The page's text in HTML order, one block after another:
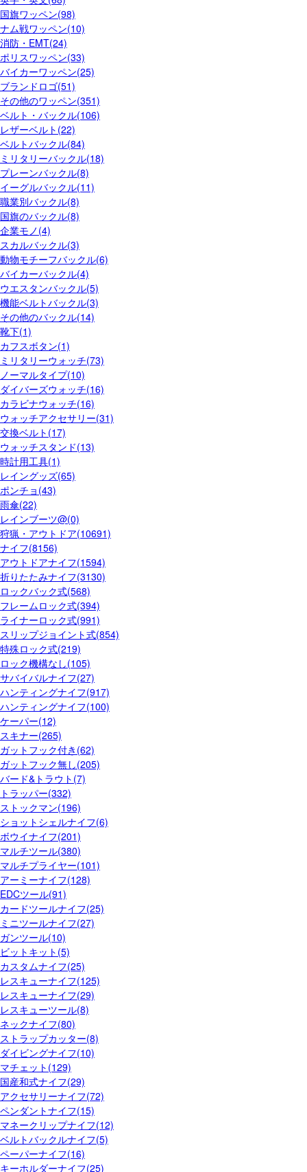
国旗ワッペン(98)
ナム戦ワッペン(10)
消防・EMT(24)
ポリスワッペン(33)
バイカーワッペン(25)
ブランドロゴ(51)
その他のワッペン(351)
ベルト・バックル(106)
レザーベルト(22)
ベルトバックル(84)
ミリタリーバックル(18)
プレーンバックル(8)
イーグルバックル(11)
職業別バックル(8)
国旗のバックル(8)
企業モノ(4)
スカルバックル(3)
動物モチーフバックル(6)
バイカーバックル(4)
ウエスタンバックル(5)
機能ベルトバックル(3)
その他のバックル(14)
靴下(1)
カフスボタン(1)
ミリタリーウォッチ(73)
ノーマルタイプ(10)
ダイバーズウォッチ(16)
カラビナウォッチ(16)
ウォッチアクセサリー(31)
交換ベルト(17)
ウォッチスタンド(13)
時計用工具(1)
レイングッズ(65)
ポンチョ(43)
雨傘(22)
レインブーツ@(0)
狩猟・アウトドア(10691)
ナイフ(8156)
アウトドアナイフ(1594)
折りたたみナイフ(3130)
ロックバック式(568)
フレームロック式(394)
ライナーロック式(991)
スリップジョイント式(854)
特殊ロック式(219)
ロック機構なし(105)
サバイバルナイフ(27)
ハンティングナイフ(917)
ハンティングナイフ(100)
ケーパー(12)
スキナー(265)
ガットフック付き(62)
ガットフック無し(205)
バード&トラウト(7)
トラッパー(332)
ストックマン(196)
ショットシェルナイフ(6)
ボウイナイフ(201)
マルチツール(380)
マルチプライヤー(101)
アーミーナイフ(128)
EDCツール(91)
カードツールナイフ(25)
ミニツールナイフ(27)
ガンツール(10)
ビットキット(5)
カスタムナイフ(25)
レスキューナイフ(125)
レスキューナイフ(29)
レスキューツール(8)
ネックナイフ(80)
ストラップカッター(8)
ダイビングナイフ(10)
マチェット(129)
国産和式ナイフ(29)
アクセサリーナイフ(72)
ペンダントナイフ(15)
マネークリップナイフ(12)
ベルトバックルナイフ(5)
ペーパーナイフ(16)
キーホルダーナイフ(25)